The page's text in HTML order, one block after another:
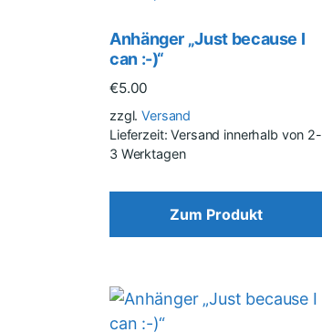
Anhänger „Just because I
can :-)“
€5.00
zzgl.Versand
Lieferzeit: Versand innerhalb von 2-
3 Werktagen
Zum Produkt